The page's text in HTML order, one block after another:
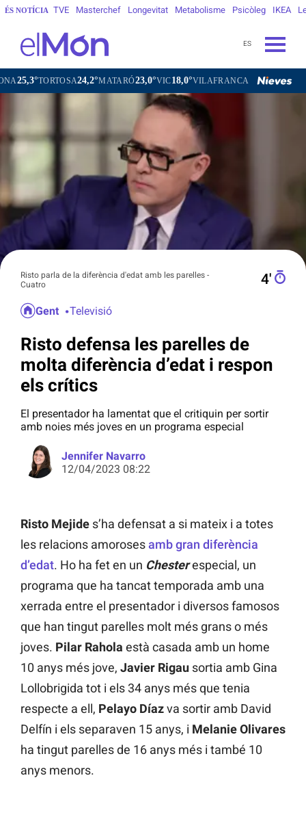
ÉS NOTÍCIA TVE Masterchef Longevitat Metabolisme Psicòleg IKEA
ES
24,2°MATARÓ23,0°VIC18,0°VILAFRANCA DEL PENEDÈS 20,9°
Risto parla de la diferència d'edat amb les parelles -
Cuatro
4′
Gent Televisió
Risto defensa les parelles de
molta diferència d’edat i respon
els crítics
El presentador ha lamentat que el critiquin per sortir
amb noies més joves en un programa especial
Jennifer Navarro
12/04/2023 08:22
Risto Mejide s’ha defensat a si mateix i a totes
les relacions amorosesamb gran diferència
d’edat. Ho ha fet en un Chesterespecial, un
programa que ha tancat temporada amb una
xerrada entre el presentador i diversos famosos
que han tingut parelles molt més grans o més
joves. Pilar Rahola està casada amb un home
10 anys més jove, Javier Rigau sortia amb Gina
Lollobrigida tot i els 34 anys més que tenia
respecte a ell, Pelayo Díazva sortir amb David
Delfín i els separaven 15 anys, i Melanie Olivares
ha tingut parelles de 16 anys més i també 10
anys menors.